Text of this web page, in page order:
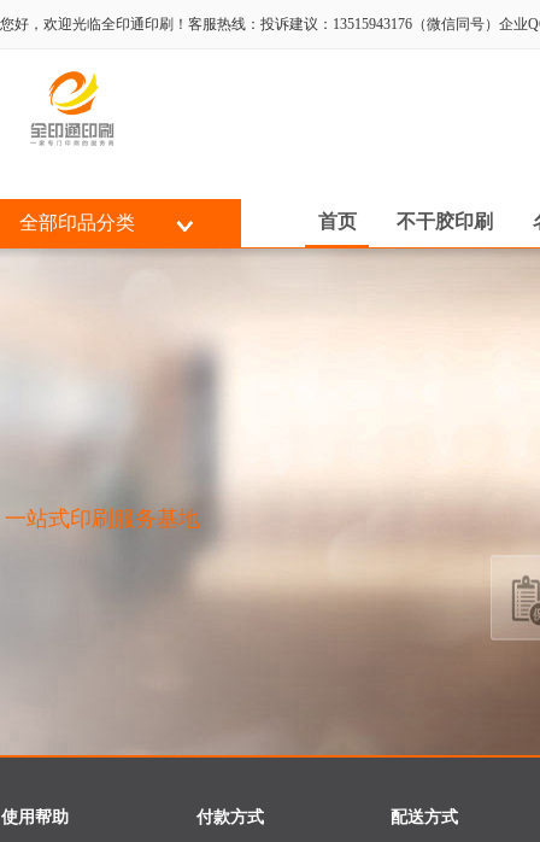
您好，欢迎光临全印通印刷！客服热线：投诉建议：13515943176（微信同号）企业
全部印品分类 首页 不干胶印刷
一站式印刷服务基地
使用帮助 付款方式 配送方式